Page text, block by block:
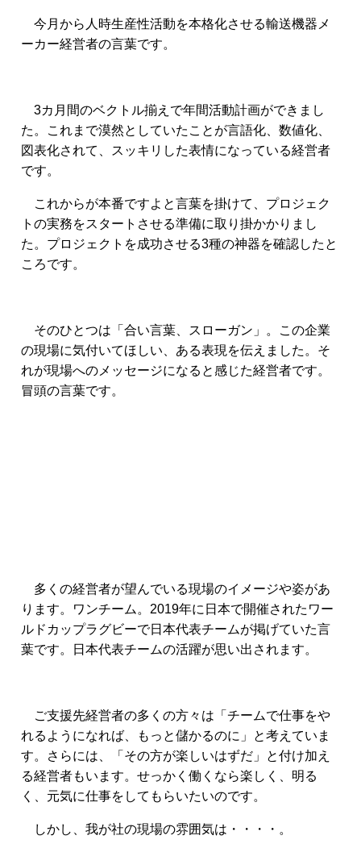
今月から人時生産性活動を本格化させる輸送機器メ
ーカー経営者の言葉です。
3カ月間のベクトル揃えで年間活動計画ができまし
た。これまで漠然としていたことが言語化、数値化、
図表化されて、スッキリした表情になっている経営者
です。
これからが本番ですよと言葉を掛けて、プロジェク
トの実務をスタートさせる準備に取り掛かかりまし
た。プロジェクトを成功させる3種の神器を確認したと
ころです。
そのひとつは「合い言葉、スローガン」。この企業
の現場に気付いてほしい、 ある表現を伝えました。そ
れが現場へのメッセージになると感じた経営者です。
冒頭の言葉です。
多くの経営者が望んでいる現場のイメージや姿があ
ります。
ワンチーム。2019年に日本で開催されたワー
ルドカップラグビーで日本代表チームが掲げていた言
葉です。日本代表チームの活躍が思い出されます。
ご支援先経営者の多くの方々は「チームで仕事をや
れるようになれば、もっと儲かるのに」と考えていま
す。さらには、「その方が楽しいはずだ」と付け加え
る経営者もいます。せっかく働くなら楽しく、明る
く、元気に仕事をしてもらいたいのです。
しかし、我が社の現場の雰囲気は・・・・。